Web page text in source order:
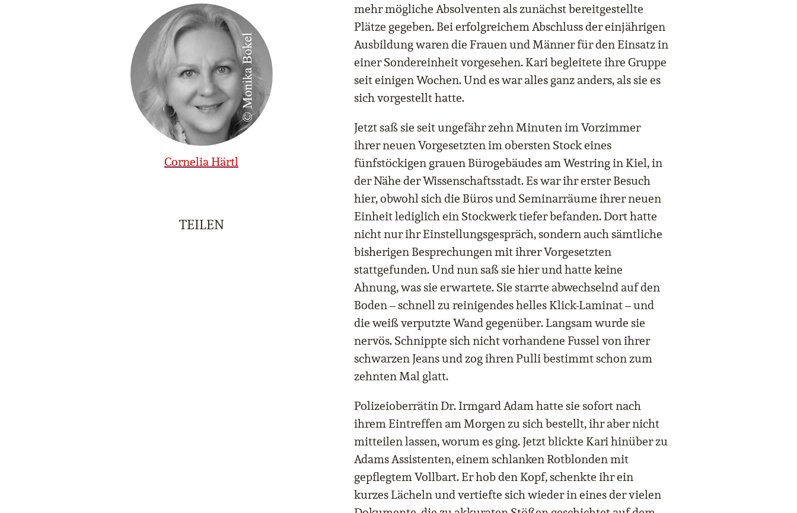
Cornelia Härtl
TEILEN
mehr mögliche Absolventen als zunächst bereitgestellte
Plätze gegeben. Bei erfolgreichem Abschluss der einjährigen
Ausbildung waren die Frauen und Männer für den Einsatz in
einer Sondereinheit vorgesehen. Kari begleitete ihre Gruppe
seit einigen Wochen. Und es war alles ganz anders, als sie es
sich vorgestellt hatte.
Jetzt saß sie seit ungefähr zehn Minuten im Vorzimmer
ihrer neuen Vorgesetzten im obersten Stock eines
fünfstöckigen grauen Bürogebäudes am Westring in Kiel, in
der Nähe der Wissenschaftsstadt. Es war ihr erster Besuch
hier, obwohl sich die Büros und Seminarräume ihrer neuen
Einheit lediglich ein Stockwerk tiefer befanden. Dort hatte
nicht nur ihr Einstellungsgespräch, sondern auch sämtliche
bisherigen Besprechungen mit ihrer Vorgesetzten
stattgefunden. Und nun saß sie hier und hatte keine
Ahnung, was sie erwartete. Sie starrte abwechselnd auf den
Boden – schnell zu reinigendes helles Klick-Laminat – und
die weiß verputzte Wand gegenüber. Langsam wurde sie
nervös. Schnippte sich nicht vorhandene Fussel von ihrer
schwarzen Jeans und zog ihren Pulli bestimmt schon zum
zehnten Mal glatt.
Polizeioberrätin Dr. Irmgard Adam hatte sie sofort nach
ihrem Eintreffen am Morgen zu sich bestellt, ihr aber nicht
mitteilen lassen, worum es ging. Jetzt blickte Kari hinüber zu
Adams Assistenten, einem schlanken Rotblonden mit
gepflegtem Vollbart. Er hob den Kopf, schenkte ihr ein
kurzes Lächeln und vertiefte sich wieder in eines der vielen